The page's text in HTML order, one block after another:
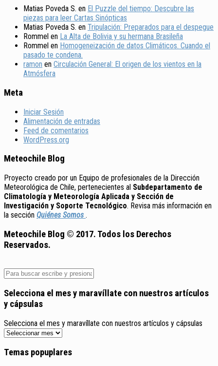
Matias Poveda S. en El Puzzle del tiempo: Descubre las
piezas para leer Cartas Sinópticas
Matias Poveda S. en Tripulación: Preparados para el despegue
Rommel en La Alta de Bolivia y su hermana Brasileña
Rommel en Homogeneización de datos Climáticos. Cuando el
pasado te condena.
ramon en Circulación General: El origen de los vientos en la
Atmósfera
Meta
Iniciar Sesión
Alimentación de entradas
Feed de comentarios
WordPress.org
Meteochile Blog
Proyecto creado por un Equipo de profesionales de la Dirección
Meteorológica de Chile, pertenecientes al Subdepartamento de
Climatología y Meteorología Aplicada y Sección de
Investigación y Soporte Tecnológico. Revisa más información en
la sección Quiénes Somos .
Meteochile Blog © 2017. Todos los Derechos
Reservados.
Selecciona el mes y maravíllate con nuestros artículos
y cápsulas
Selecciona el mes y maravíllate con nuestros artículos y cápsulas
Temas popuplares